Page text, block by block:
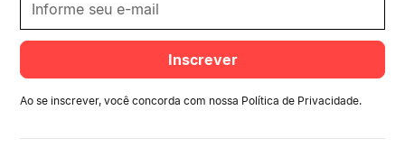
Ao se inscrever, você concorda com nossa Política de Privacidade.